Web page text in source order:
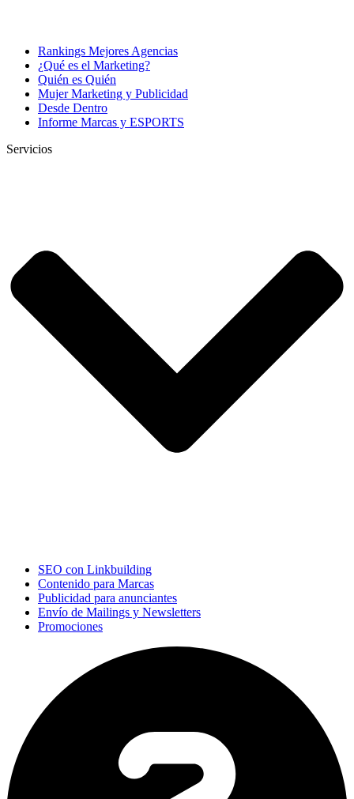
Rankings Mejores Agencias
¿Qué es el Marketing?
Quién es Quién
Mujer Marketing y Publicidad
Desde Dentro
Informe Marcas y ESPORTS
Servicios
SEO con Linkbuilding
Contenido para Marcas
Publicidad para anunciantes
Envío de Mailings y Newsletters
Promociones